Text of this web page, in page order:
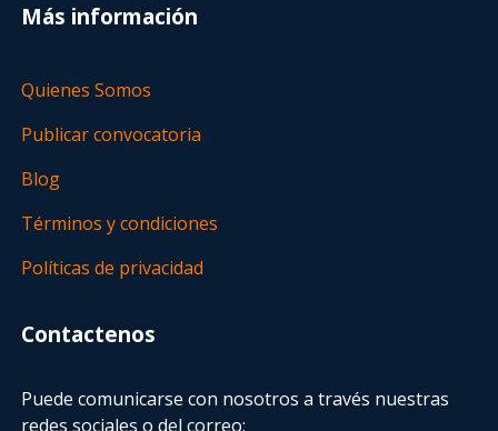
Más información
Quienes Somos
Publicar convocatoria
Blog
Términos y condiciones
Políticas de privacidad
Contactenos
Puede comunicarse con nosotros a través nuestras
redes sociales o del correo: